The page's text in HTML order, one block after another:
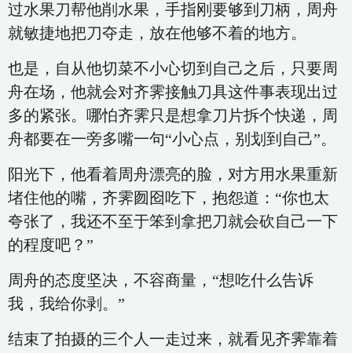
过水果刀帮他削水果，手指刚要够到刀柄，周舟
就敏捷地把刀夺走，放在他够不着的地方。
也是，自从他切菜不小心切到自己之后，只要周
舟在场，他就会对齐霁接触刀具这件事表现出过
多的紧张。哪怕齐霁只是想拿刀片拆个快递，周
舟都要在一旁多嘴一句“小心点，别划到自己”。
阳光下，他看着周舟漂亮的脸，对方用水果重新
堵住他的嘴，齐霁囫囵吃下，抱怨道：“你也太
夸张了，我还不至于笨到拿把刀就会砍自己一下
的程度吧？”
周舟的态度坚决，不容商量，“想吃什么告诉
我，我给你剥。”
结束了拍摄的三个人一走过来，就看见齐霁靠着